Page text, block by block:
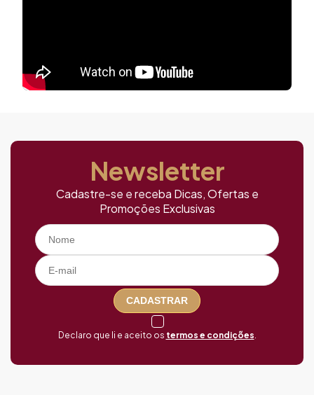
Newsletter
Cadastre-se e receba Dicas, Ofertas e
Promoções Exclusivas
CADASTRAR
Declaro que li e aceito os termos e condições